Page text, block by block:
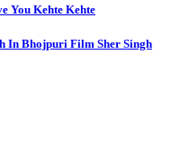
You Kehte Kehte
In Bhojpuri Film Sher Singh